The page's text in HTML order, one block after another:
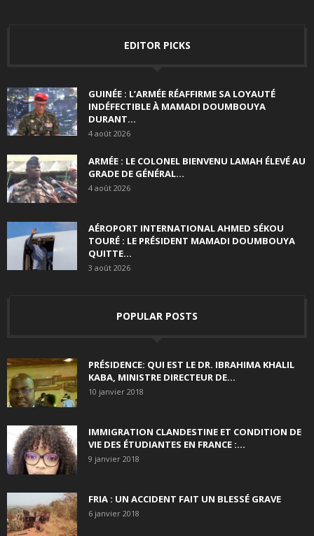
EDITOR PICKS
GUINÉE : L’ARMÉE RÉAFFIRME SA LOYAUTÉ
INDÉFECTIBLE À MAMADI DOUMBOUYA
DURANT...
4 août 2026
ARMÉE : LE COLONEL BIENVENU LAMAH ÉLEVÉ AU
GRADE DE GÉNÉRAL...
4 août 2026
AÉROPORT INTERNATIONAL AHMED SÉKOU
TOURÉ : LE PRÉSIDENT MAMADI DOUMBOUYA
QUITTE...
3 août 2026
POPULAR POSTS
PRÉSIDENCE: QUI EST LE DR. IBRAHIMA KHALIL
KABA, MINISTRE DIRECTEUR DE...
10 janvier 2018
IMMIGRATION CLANDESTINE ET CONDITION DE
VIE DES ÉTUDIANTES EN FRANCE :...
9 janvier 2018
FRIA : UN ACCIDENT FAIT UN BLESSÉ GRAVE
6 janvier 2018